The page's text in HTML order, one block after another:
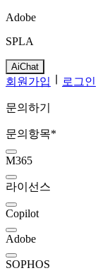
Adobe
SPLA
AiChat
회원가입 로그인
문의하기
문의항목*
M365
라이선스
Copilot
Adobe
SOPHOS